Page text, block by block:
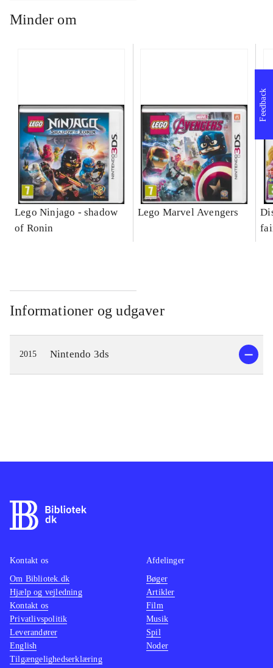
Minder om
Lego Ninjago - shadow
of Ronin
Lego Marvel Avengers
Informationer og udgaver
2015 Nintendo 3ds
Feedback
Kontakt os
Om Bibliotek.dk
Hjælp og vejledning
Kontakt os
Privatlivspolitik
Leverandører
English
Tilgængelighedserklæring
Afdelinger
Bøger
Artikler
Film
Musik
Spil
Noder